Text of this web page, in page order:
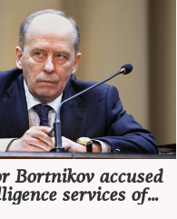
Bortnikov accused
services of